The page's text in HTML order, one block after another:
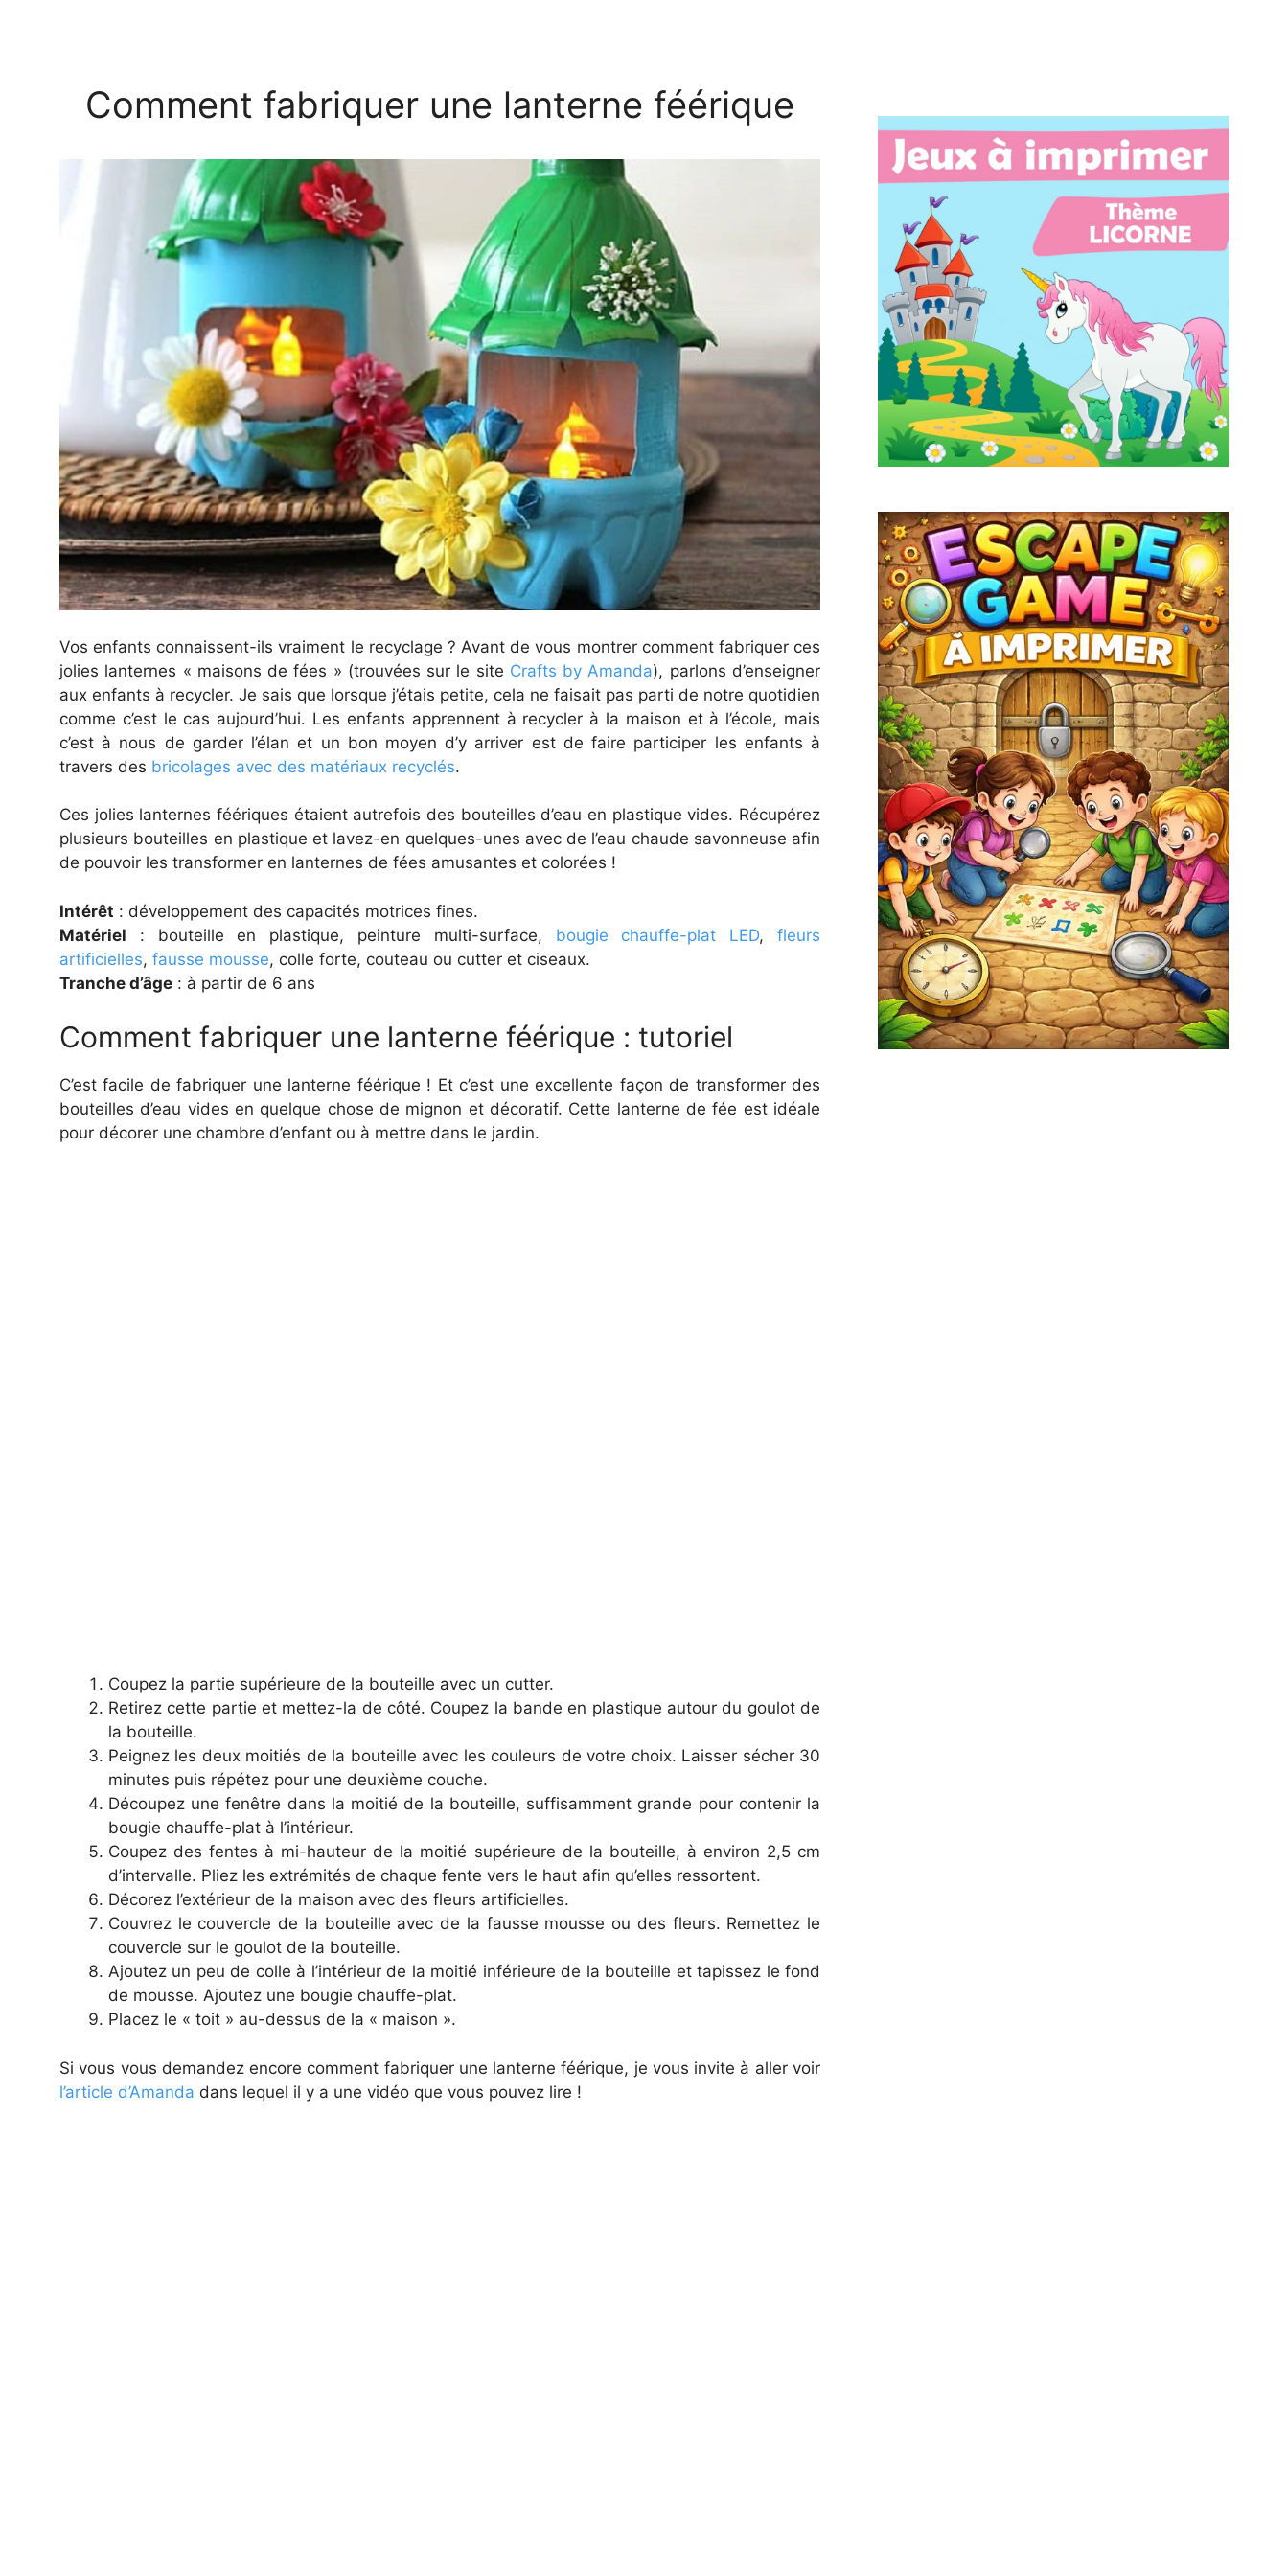
Comment fabriquer une lanterne féérique
Vos enfants connaissent-ils vraiment le recyclage ? Avant de vous montrer comment fabriquer ces
jolies lanternes « maisons de fées » (trouvées sur le site Crafts by Amanda), parlons d’enseigner
aux enfants à recycler. Je sais que lorsque j’étais petite, cela ne faisait pas parti de notre quotidien
comme c’est le cas aujourd’hui. Les enfants apprennent à recycler à la maison et à l’école, mais
c’est à nous de garder l’élan et un bon moyen d’y arriver est de faire participer les enfants à
travers des bricolages avec des matériaux recyclés.
Ces jolies lanternes féériques étaient autrefois des bouteilles d’eau en plastique vides. Récupérez
plusieurs bouteilles en plastique et lavez-en quelques-unes avec de l’eau chaude savonneuse afin
de pouvoir les transformer en lanternes de fées amusantes et colorées !
Intérêt : développement des capacités motrices fines.
Matériel : bouteille en plastique, peinture multi-surface, bougie chauffe-plat LED,fleurs
artificielles, fausse mousse, colle forte, couteau ou cutter et ciseaux.
Tranche d’âge : à partir de 6 ans
Comment fabriquer une lanterne féérique : tutoriel
C’est facile de fabriquer une lanterne féérique ! Et c’est une excellente façon de transformer des
bouteilles d’eau vides en quelque chose de mignon et décoratif. Cette lanterne de fée est idéale
pour décorer une chambre d’enfant ou à mettre dans le jardin.
Coupez la partie supérieure de la bouteille avec un cutter.
Retirez cette partie et mettez-la de côté. Coupez la bande en plastique autour du goulot de
la bouteille.
Peignez les deux moitiés de la bouteille avec les couleurs de votre choix. Laisser sécher 30
minutes puis répétez pour une deuxième couche.
Découpez une fenêtre dans la moitié de la bouteille, suffisamment grande pour contenir la
bougie chauffe-plat à l’intérieur.
Coupez des fentes à mi-hauteur de la moitié supérieure de la bouteille, à environ 2,5 cm
d’intervalle. Pliez les extrémités de chaque fente vers le haut afin qu’elles ressortent.
Décorez l’extérieur de la maison avec des fleurs artificielles.
Couvrez le couvercle de la bouteille avec de la fausse mousse ou des fleurs. Remettez le
couvercle sur le goulot de la bouteille.
Ajoutez un peu de colle à l’intérieur de la moitié inférieure de la bouteille et tapissez le fond
de mousse. Ajoutez une bougie chauffe-plat.
Placez le « toit » au-dessus de la « maison ».
Si vous vous demandez encore comment fabriquer une lanterne féérique, je vous invite à aller voir
l’article d’Amanda dans lequel il y a une vidéo que vous pouvez lire !